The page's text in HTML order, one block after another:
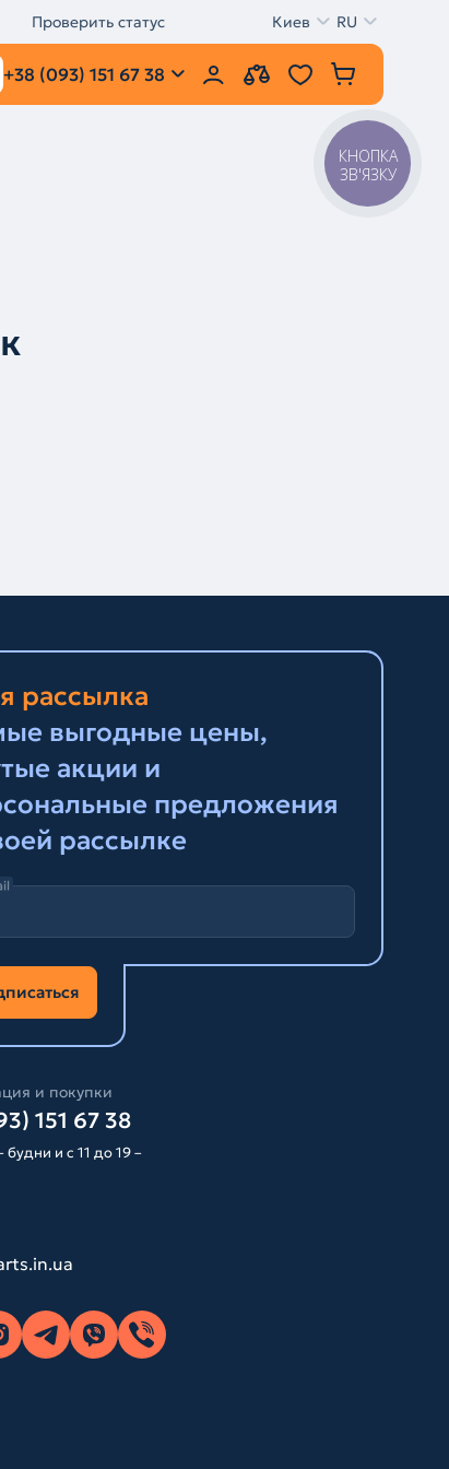
Проверить статус Киев RU
+38 (093) 151 67 38
рассылка
выгодные цены,
акции и
предложения
рассылке
и покупки
151 67 38
будни и с 11 до 19 –
КНОПКА
ЗВ'ЯЗКУ